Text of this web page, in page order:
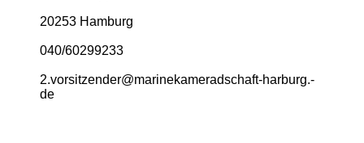
20253 Hamburg
040/60299233
2.­vorsitzender@­marinekameradschaft-­harburg.­
de